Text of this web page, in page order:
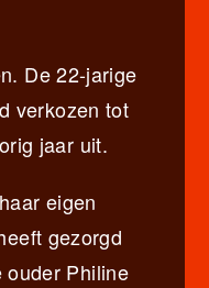
De 22-jarige
verkozen tot
jaar uit.
eigen
gezorgd
ouder Philine